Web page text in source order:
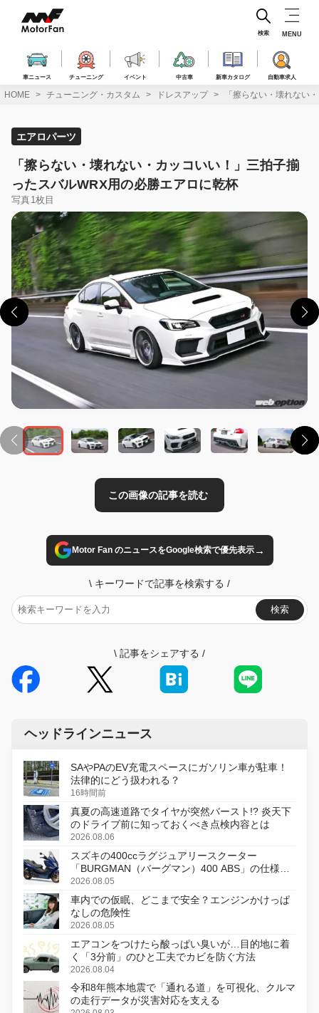
ス
車ニュース チューニング イベント 中古車 新車カタログ 自動車求人
検索 MENU
HOME チューニング・カスタム ドレスアップ 「擦らない・壊れない
エアロパーツ
「擦らない・壊れない・カッコいい！」三拍子揃
ったスバルWRX用の必勝エアロに乾杯
写真1枚目
Motor Fan のニュースをGoogle検索で優先表示→
\ キーワードで記事を検索する /
検索
\ 記事をシェアする /
ヘッドラインニュース
SAやPAのEV充電スペースにガソリン車が駐車！
法律的にどう扱われる？
16時間前
真夏の高速道路でタイヤが突然バースト!? 炎天下
のドライブ前に知っておくべき点検内容とは
2026.08.06
スズキの400ccラグジュアリースクーター
「BURGMAN（バーグマン）400 ABS」の仕様を
変更し、8月18日に発売
2026.08.05
車内での仮眠、どこまで安全？エンジンかけっぱ
なしの危険性
2026.08.05
エアコンをつけたら酸っぱい臭いが…目的地に着
く「3分前」のひと工夫でカビを防ぐ方法
2026.08.04
令和8年熊本地震で「通れる道」を可視化、クルマ
の走行データが災害対応を支える